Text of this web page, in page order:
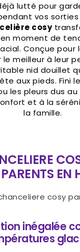
lutté pour
vos sorties
cosy
moment de
Conçue pour
meilleur à leur
nid douillet
aux pieds. Fini
les pleurs dus
et à la
la famille.
EN
inégalée